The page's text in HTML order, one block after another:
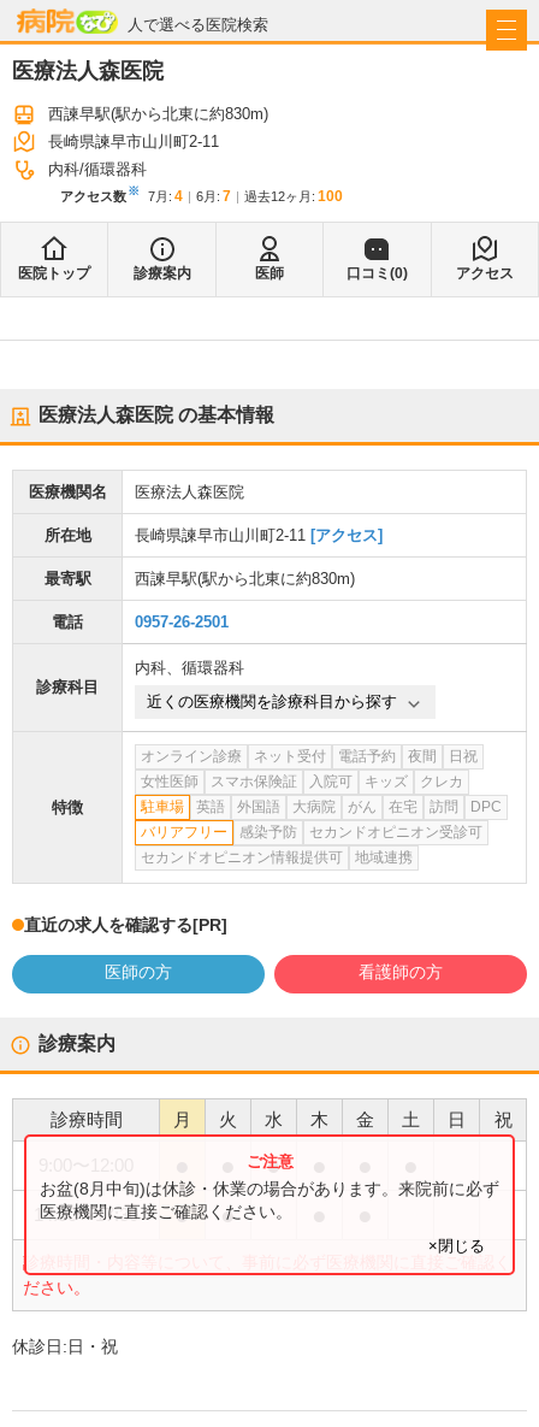
人で選べる医院検索
病院なび
医療法人森医院
西諫早駅(駅から北東に約830m)
長崎県諫早市山川町2-11
内科 循環器科
アクセス数※ 7月 : 4 6月 : 7 過去12ヶ月: 100
医院トップ 診療案内 医師 口コミ(0) アクセス
医療法人森医院の基本情報
医療機関名 医療法人森医院
所在地 長崎県諫早市山川町2-11 [アクセス]
最寄駅 西諫早駅(駅から北東に約830m)
電話 0957-26-2501
診療科目
内科、 循環器科
近くの医療機関を診療科目から探す
特徴
オンライン診療 ネット受付 電話予約 夜間
日祝
女性医師
スマホ保険証 入院可 キッズ
クレカ
駐車場
英語 外国語 大病院 がん 在宅 訪問
DPC
バリアフリー
感染予防
セカンドオピニオン受診可
セカンドオピニオン情報提供可
地域連携
直近の求人を確認する[PR]
医師の方 看護師の方
診療案内
診療時間 月 火 水 木 金 土 日 祝
●
14:30〜17:30 ● ●
診療時間・内容等について、事前に必ず医療機関に直接ご確認く
ださい。
お盆(8月中旬)は休診・休業の場合があります。来院前に必ず
医療機関に直接ご確認ください。
×閉じる
休診日:日・祝